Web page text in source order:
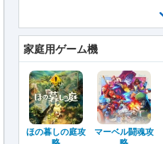
家庭用ゲーム機
ほの暮しの庭攻
マーベル闘魂攻